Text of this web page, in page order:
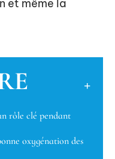
et même la
rôle clé pendant
oxygénation des